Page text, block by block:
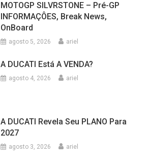
MOTOGP SILVRSTONE – Pré-GP
INFORMAÇÔES, Break News,
OnBoard
agosto 5, 2026 ariel
A DUCATI Está A VENDA?
agosto 4, 2026 ariel
A DUCATI Revela Seu PLANO Para
2027
agosto 3, 2026 ariel